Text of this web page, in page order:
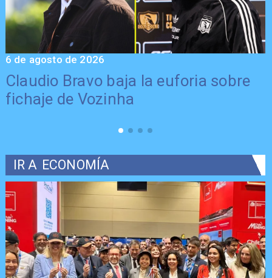
Claudio Bravo baja la euforia sobre
fichaje de Vozinha
6 de agosto de 2026
IR A ECONOMÍA